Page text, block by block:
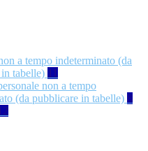
a tempo indeterminato (da
tabelle) 11
non a tempo
(da pubblicare in tabelle) 8
12